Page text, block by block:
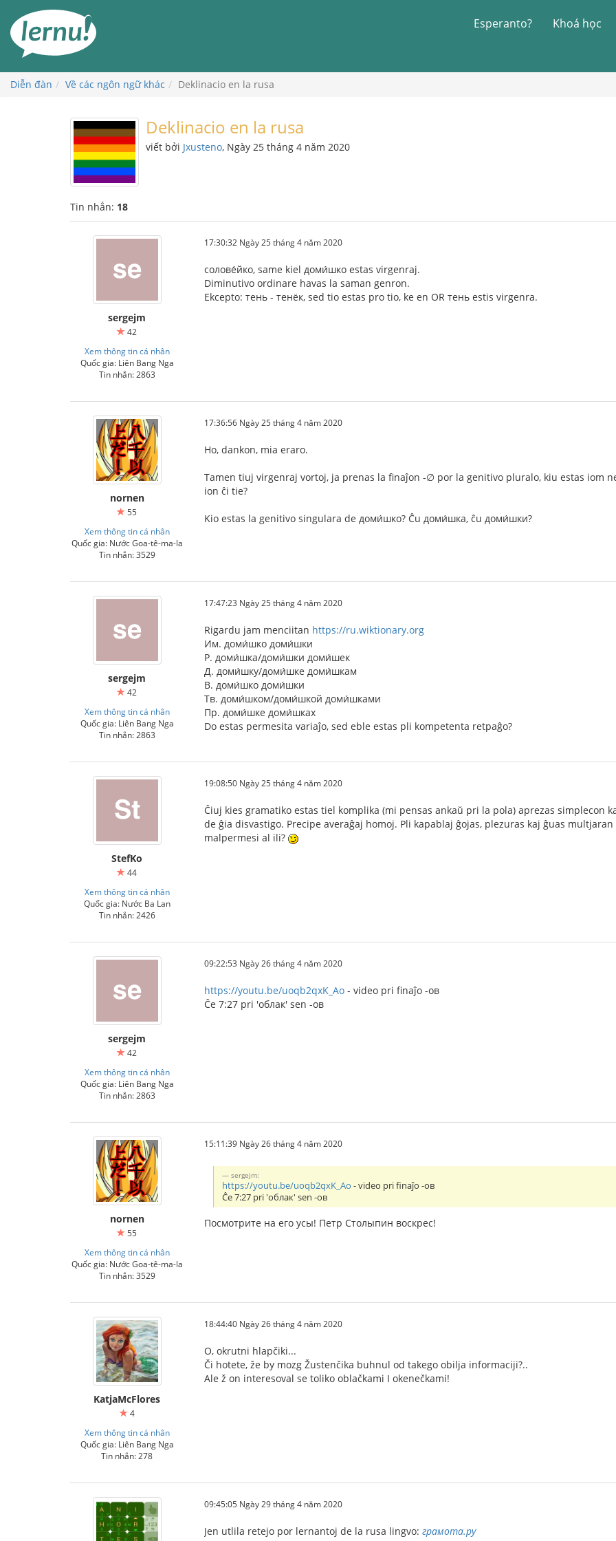
đến
phần
dung
Esperanto? Khoá học
Diễn đàn Về các ngôn ngữ khác Deklinacio en la rusa
Deklinacio en la rusa
viết bởi Jxusteno, Ngày 25 tháng 4 năm 2020
Tin nhắn: 18
sergejm
42
Xem thông tin cá nhân
Quốc gia: Liên Bang Nga
Tin nhắn: 2863
17:30:32 Ngày 25 tháng 4 năm 2020
солове́йко, same kiel доми́шко estas virgenraj.
Diminutivo ordinare havas la saman genron.
Ekcepto: тень - тенёк, sed tio estas pro tio, ke en OR тень estis virgenra.
nornen
55
Xem thông tin cá nhân
Quốc gia: Nước Goa-tê-ma-la
Tin nhắn: 3529
17:36:56 Ngày 25 tháng 4 năm 2020
Ho, dankon, mia eraro.
Tamen tiuj virgenraj vortoj, ja prenas la finaĵon -∅ por la genitivo pluralo, kiu estas iom
ion ĉi tie?
Kio estas la genitivo singulara de доми́шко? Ĉu доми́шка, ĉu доми́шки?
sergejm
42
Xem thông tin cá nhân
Quốc gia: Liên Bang Nga
Tin nhắn: 2863
17:47:23 Ngày 25 tháng 4 năm 2020
Rigardu jam menciitan https://ru.wiktionary.org
Им. доми́шко доми́шки
Р. доми́шка/доми́шки доми́шек
Д. доми́шку/доми́шке доми́шкам
В. доми́шко доми́шки
Тв. доми́шком/доми́шкой доми́шками
Пр. доми́шке доми́шках
Do estas permesita variaĵo, sed eble estas pli kompetenta retpaĝo?
StefKo
44
Xem thông tin cá nhân
Quốc gia: Nước Ba Lan
Tin nhắn: 2426
19:08:50 Ngày 25 tháng 4 năm 2020
Ĉiuj kies gramatiko estas tiel komplika (mi pensas ankaŭ pri la pola) aprezas simplecon
de ĝia disvastigo. Precipe averaĝaj homoj. Pli kapablaj ĝojas, plezuras kaj ĝuas
malpermesi al ili?
sergejm
42
Xem thông tin cá nhân
Quốc gia: Liên Bang Nga
Tin nhắn: 2863
09:22:53 Ngày 26 tháng 4 năm 2020
https://youtu.be/uoqb2qxK_Ao - video pri finaĵo -ов
Ĉe 7:27 pri 'облак' sen -ов
nornen
55
Xem thông tin cá nhân
Quốc gia: Nước Goa-tê-ma-la
Tin nhắn: 3529
15:11:39 Ngày 26 tháng 4 năm 2020
sergejm:
https://youtu.be/uoqb2qxK_Ao - video pri finaĵo -ов
Ĉe 7:27 pri 'облак' sen -ов
Посмотрите на его усы! Петр Столыпин воскрес!
KatjaMcFlores
4
Xem thông tin cá nhân
Quốc gia: Liên Bang Nga
Tin nhắn: 278
18:44:40 Ngày 26 tháng 4 năm 2020
O, okrutni hlapčiki...
Či hotete, že by mozg Žustenčika buhnul od takego obilja informaciji?..
Ale ž on interesoval se toliko oblačkami I okenečkami!
09:45:05 Ngày 29 tháng 4 năm 2020
Jen utlila retejo por lernantoj de la rusa lingvo: грамота.ру